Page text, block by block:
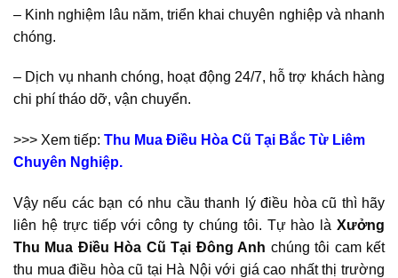
– Kinh nghiệm lâu năm, triển khai chuyên nghiệp và nhanh
chóng.
– Dịch vụ nhanh chóng, hoạt động 24/7, hỗ trợ khách hàng
chi phí tháo dỡ, vận chuyển.
>>> Xem tiếp: Thu Mua Điều Hòa Cũ Tại Bắc Từ Liêm
Chuyên Nghiệp.
Vậy nếu các bạn có nhu cầu thanh lý điều hòa cũ thì hãy
liên hệ trực tiếp với công ty chúng tôi. Tự hào là Xưởng
Thu Mua Điều Hòa Cũ Tại Đông Anh chúng tôi cam kết
thu mua điều hòa cũ tại Hà Nội với giá cao nhất thị trường